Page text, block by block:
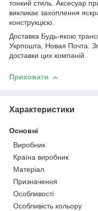
тонкий стиль. Аксесуар
викликає захоплення
конструкцією.
Доставка Будь-якою
Укрпошта, Новая Почта.
доставки цих компаній.
Приховати
Характеристики
Основні
Виробник
Країна виробник
Матеріал
Призначення
Особливості
Особливість кольору